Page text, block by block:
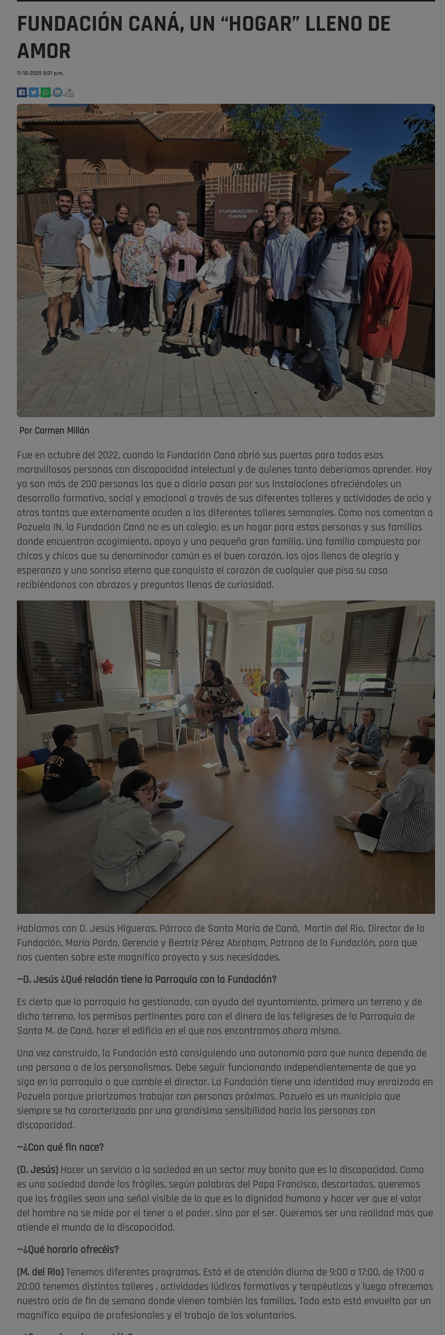
FUNDACIÓN CANÁ, UN “HOGAR” LLENO DE
AMOR
11-10-2025 5:31 p.m.
Por Carmen Millán
Fue en octubre del 2022, cuando la Fundación Caná abrió sus puertas para todas esas
maravillosas personas con discapacidad intelectual y de quienes tanto deberíamos aprender. Hoy
ya son más de 200 personas las que a diario pasan por sus instalaciones ofreciéndoles un
desarrollo formativo, social y emocional a través de sus diferentes talleres y actividades de ocio y
otras tantas que externamente acuden a los diferentes talleres semanales. Como nos comentan a
Pozuelo IN, la Fundación Caná no es un colegio, es un hogar para estas personas y sus familias
donde encuentran acogimiento, apoyo y una pequeña gran familia. Una familia compuesta por
chicas y chicos que su denominador común es el buen corazón, los ojos llenos de alegría y
esperanza y una sonrisa eterna que conquista el corazón de cualquier que pisa su casa
recibiéndonos con abrazos y preguntas llenas de curiosidad.
Hablamos con D. Jesús Higueras, Párroco de Santa María de Caná, Martín del Rio, Director de la
Fundación, María Pardo, Gerencia y Beatriz Pérez Abraham, Patrono de la Fundación, para que
nos cuenten sobre este magnífico proyecto y sus necesidades.
—D. Jesús ¿Qué relación tiene la Parroquia con la Fundación?
Es cierto que la parroquia ha gestionado, con ayuda del ayuntamiento, primero un terreno y de
dicho terreno, los permisos pertinentes para con el dinero de los feligreses de la Parroquia de
Santa M. de Caná, hacer el edificio en el que nos encontramos ahora mismo.
Una vez construido, la Fundación está consiguiendo una autonomía para que nunca dependa de
una persona o de los personalismos. Debe seguir funcionando independientemente de que yo
siga en la parroquia o que cambie el director. La Fundación tiene una identidad muy enraizada en
Pozuelo porque priorizamos trabajar con personas próximas. Pozuelo es un municipio que
siempre se ha caracterizado por una grandísima sensibilidad hacia las personas con
discapacidad.
—¿Con qué fin nace?
(D. Jesús) Hacer un servicio a la sociedad en un sector muy bonito que es la discapacidad. Como
es una sociedad donde los frágiles, según palabras del Papa Francisco, descartados, queremos
que los frágiles sean una señal visible de lo que es la dignidad humana y hacer ver que el valor
del hombre no se mide por el tener o el poder, sino por el ser. Queremos ser una realidad más que
atiende el mundo de la discapacidad.
—¿Qué horario ofrecéis?
(M. del Rio) Tenemos diferentes programas. Está el de atención diurna de 9:00 a 17:00, de 17:00 a
20:00 tenemos distintos talleres , actividades lúdicas formativas y terapéuticas y luego ofrecemos
nuestro ocio de fin de semana donde vienen también las familias. Todo esto está envuelto por un
magnífico equipo de profesionales y el trabajo de los voluntarios.